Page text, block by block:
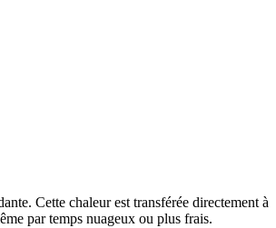
Cette chaleur est transférée directement à
par temps nuageux ou plus frais.